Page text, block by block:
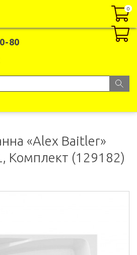
80
0
0
«Alex Baitler»
Комплект (129182)